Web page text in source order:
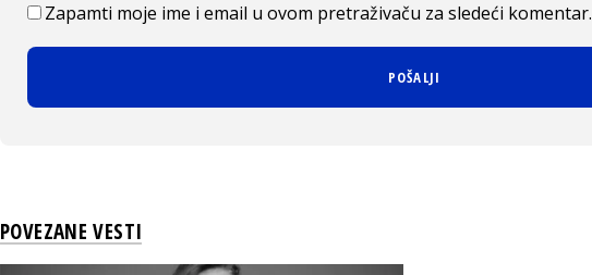
Zapamti moje ime i email u ovom pretraživaču za sledeći komentar.
POVEZANE VESTI